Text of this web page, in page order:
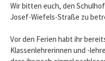
Wir bitten euch, den
Josef-Wiefels-Straße zu
Vor den Ferien habt ihr
Klassenlehrerinnen und -